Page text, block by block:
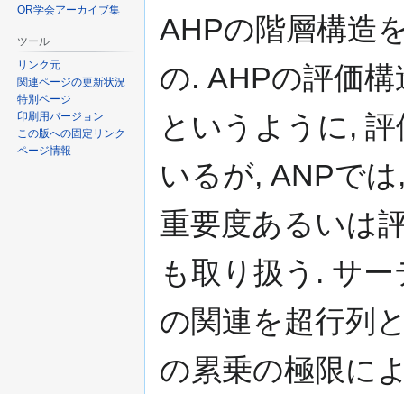
動
AHPの階層構造
の. AHPの評価
というように,
いるが, ANPで
重要度あるいは
も取り扱う. サ
の関連を超行列
の累乗の極限に
OR学会アーカイブ集
ツール
リンク元
関連ページの更新状況
特別ページ
印刷用バージョン
この版への固定リンク
ページ情報